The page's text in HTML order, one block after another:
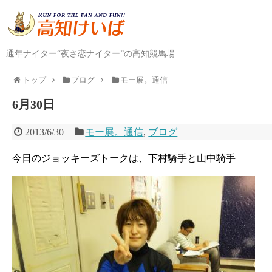
通年ナイター“夜さ恋ナイター”の高知競馬場
トップ ブログ モー展。通信
6月30日
2013/6/30 モー展。通信, ブログ
今日のジョッキーズトークは、下村騎手と山中騎手